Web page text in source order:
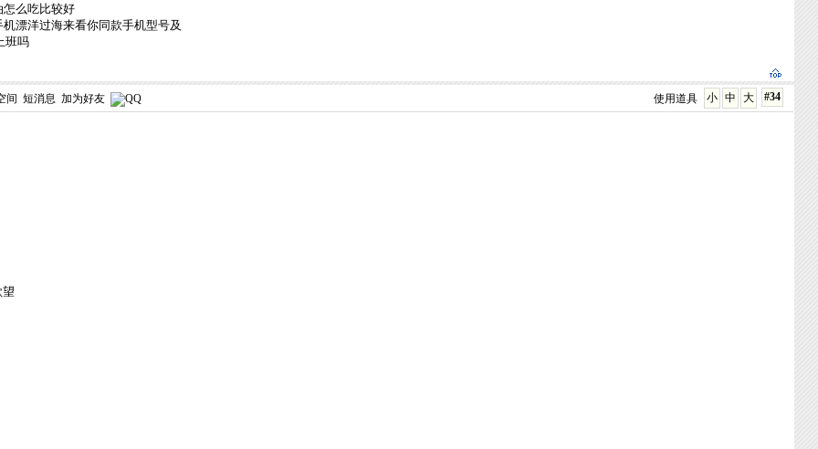
怎么吃比较好
漂洋过海来看你同款手机型号及
班吗
#34
大
中
小
使用道具
间 短消息 加为好友